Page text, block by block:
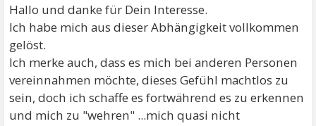
Hallo und danke für Dein Interesse.
Ich habe mich aus dieser Abhängigkeit vollkommen
gelöst.
Ich merke auch, dass es mich bei anderen Personen
vereinnahmen möchte, dieses Gefühl machtlos zu
sein, doch ich schaffe es fortwährend es zu erkennen
und mich zu "wehren" ...mich quasi nicht